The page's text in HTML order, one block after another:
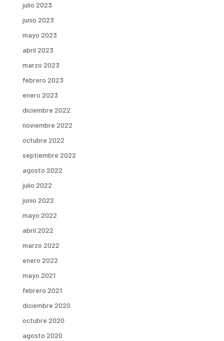
julio 2023
junio 2023
mayo 2023
abril 2023
marzo 2023
febrero 2023
enero 2023
diciembre 2022
noviembre 2022
octubre 2022
septiembre 2022
agosto 2022
julio 2022
junio 2022
mayo 2022
abril 2022
marzo 2022
enero 2022
mayo 2021
febrero 2021
diciembre 2020
octubre 2020
agosto 2020